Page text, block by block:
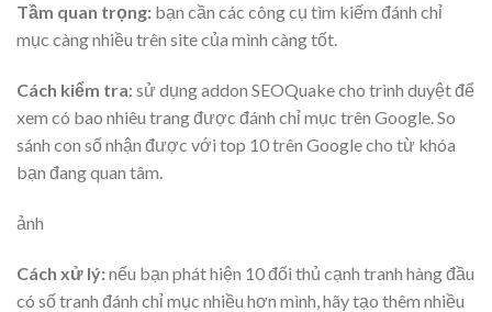
Tầm quan trọng: bạn cần các công cụ tìm kiếm đánh chỉ
mục càng nhiều trên site của mình càng tốt.
Cách kiểm tra: sử dụng addon SEOQuake cho trình duyệt để
xem có bao nhiêu trang được đánh chỉ mục trên Google. So
sánh con số nhận được với top 10 trên Google cho từ khóa
bạn đang quan tâm.
ảnh
Cách xử lý:nếu bạn phát hiện 10 đối thủ cạnh tranh hàng đầu
có số tranh đánh chỉ mục nhiều hơn mình, hãy tạo thêm nhiều